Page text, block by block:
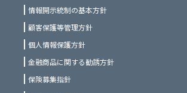
情報開示統制の基本方針
顧客保護等管理方針
個人情報保護方針
金融商品に関する勧誘方針
保険募集指針